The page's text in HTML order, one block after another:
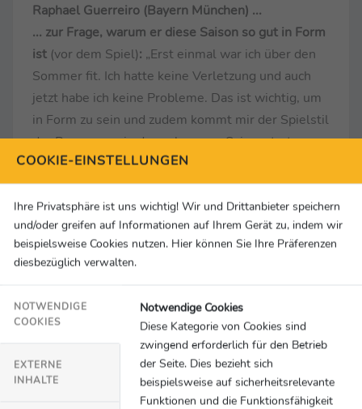
Raphael Guerreiro (Bayern München) ...
... zur Frage, warum er diese Saison so gut in Form
ist (vor dem Spiel): „Erst einmal war ich über den
Sommer fit. Ich hatte keine Verletzung und auch
jetzt habe ich keine Probleme. Das ist wichtig, um
in Form zu sein und zudem kommt mir der Spielstil
der Bayern sowie der gelungene Saisonstart
entgegen.“
... zur Frage, was heute entscheidend sein könnte
gegen die Katalanen(vor dem Spiel):„Der
Schlüssel im Spiel gegen Barcelona ist, heute sehr
aggressiv zu spielen. Wir müssen unserem
Gegner unser Spiel von Beginn an aufzwingen und
DAZN-Experte Michael Ballack
... zur Niederlage der Bayern:„Es war einfach
insgesamt zu wenig von den Bayern. Sie haben gut
angefangen, dann schnell das Gegentor
COOKIE-EINSTELLUNGEN
Ihre Privatsphäre ist uns wichtig! Wir und Drittanbieter speichern
und/oder greifen auf Informationen auf Ihrem Gerät zu, indem wir
beispielsweise Cookies nutzen. Hier können Sie Ihre Präferenzen
diesbezüglich verwalten.
NOTWENDIGE
COOKIES
EXTERNE
INHALTE
Notwendige Cookies
Diese Kategorie von Cookies sind
zwingend erforderlich für den Betrieb
der Seite. Dies bezieht sich
beispielsweise auf sicherheitsrelevante
Funktionen und die Funktionsfähigkeit